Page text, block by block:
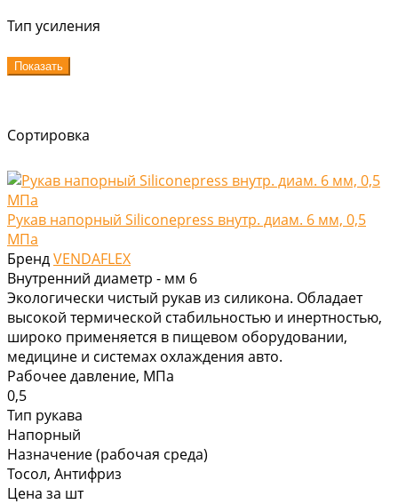
Тип усиления
Показать
Сортировка
Рукав напорный Siliconepress внутр. диам. 6 мм, 0,5
МПа
БрендVENDAFLEX
Внутренний диаметр - мм 6
Экологически чистый рукав из силикона. Обладает
высокой термической стабильностью и инертностью,
широко применяется в пищевом оборудовании,
медицине и системах охлаждения авто.
Рабочее давление, МПа
0,5
Тип рукава
Напорный
Назначение (рабочая среда)
Тосол, Антифриз
Цена за шт